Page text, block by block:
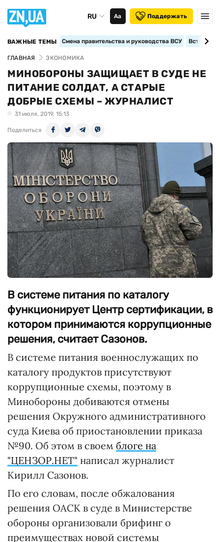
RU Аа Поддержать
ВАЖНЫЕ ТЕМЫ Смена правительства и руководства ВСУ
ГЛАВНАЯ ЭКОНОМИКА
МИНОБОРОНЫ ЗАЩИЩАЕТ В СУДЕ НЕ
ПИТАНИЕ СОЛДАТ, А СТАРЫЕ
ДОБРЫЕ СХЕМЫ – ЖУРНАЛИСТ
31 июля, 2019, 15:13
Поделиться
В системе питания по каталогу
функционирует Центр сертификации, в
котором принимаются коррупционные
решения, считает Сазонов.
В системе питания военнослужащих по
каталогу продуктов присутствуют
коррупционные схемы, поэтому в
Минобороны добиваются отмены
решения Окружного административного
суда Киева об приостановлении приказа
№90. Об этом в своем блоге на
"ЦЕНЗОР.НЕТ" написал журналист
Кирилл Сазонов.
По его словам, после обжалования
решения ОАСК в суде в Министерстве
обороны организовали брифинг о
преимуществах новой системы